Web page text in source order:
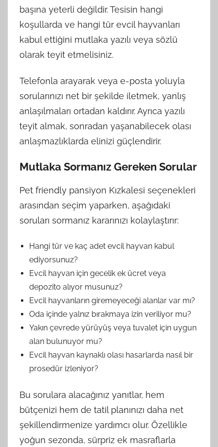
başına yeterli değildir. Tesisin hangi
koşullarda ve hangi tür evcil hayvanları
kabul ettiğini mutlaka yazılı veya sözlü
olarak teyit etmelisiniz.
Telefonla arayarak veya e-posta yoluyla
sorularınızı net bir şekilde iletmek, yanlış
anlaşılmaları ortadan kaldırır. Ayrıca yazılı
teyit almak, sonradan yaşanabilecek olası
anlaşmazlıklarda elinizi güçlendirir.
Mutlaka Sormanız Gereken Sorular
Pet friendly pansiyon Kızkalesi seçenekleri
arasından seçim yaparken, aşağıdaki
soruları sormanız kararınızı kolaylaştırır:
Hangi tür ve kaç adet evcil hayvan kabul
ediyorsunuz?
Evcil hayvan için gecelik ek ücret veya
depozito alıyor musunuz?
Evcil hayvanların giremeyeceği alanlar var mı?
Oda içinde yalnız bırakmaya izin veriliyor mu?
Yakın çevrede yürüyüş veya tuvalet için uygun
alan bulunuyor mu?
Evcil hayvan kaynaklı olası hasarlarda nasıl bir
prosedür izleniyor?
Bu sorulara alacağınız yanıtlar, hem
bütçenizi hem de tatil planınızı daha net
şekillendirmenize yardımcı olur. Özellikle
yoğun sezonda, sürpriz ek masraflarla